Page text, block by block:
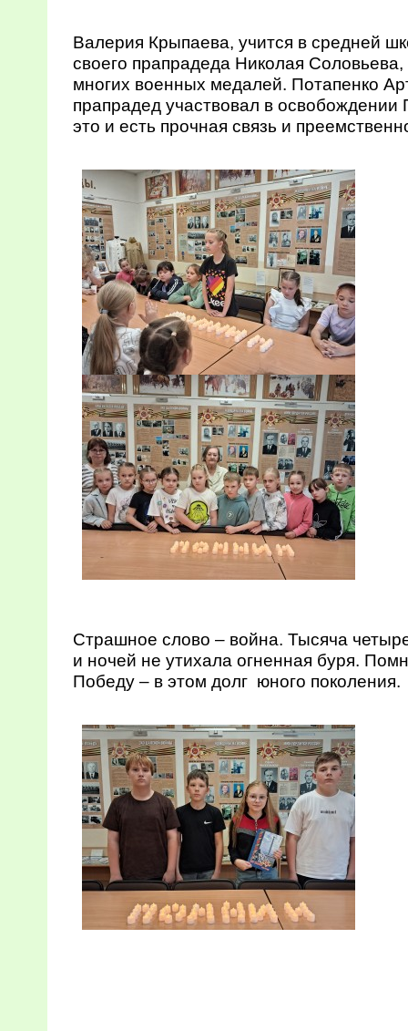
Валерия Крыпаева, учится в средней
своего прапрадеда Николая
многих военных медалей. Потапенко
прапрадед участвовал в
это и есть прочная связь и
Страшное слово – война. Тысяча
и ночей не утихала огненная буря.
Победу – в этом долг юного поколения.